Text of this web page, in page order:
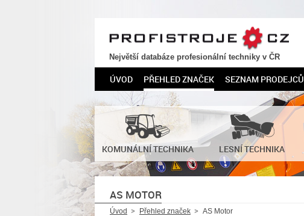
PROFISTROJE.CZ
Největší databáze profesionální techniky v ČR
ÚVOD PŘEHLED ZNAČEK SEZNAM PRODEJCŮ
KOMUNÁLNÍ TECHNIKA LESNÍ TECHNIKA
AS MOTOR
Úvod Přehled značek AS Motor